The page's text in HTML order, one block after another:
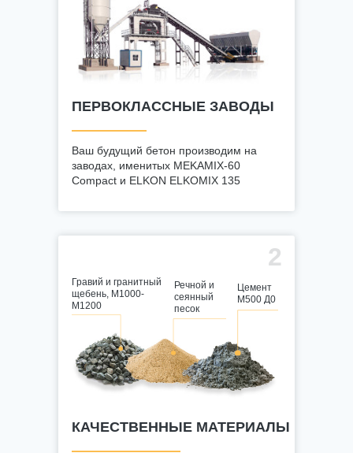
Ваш будущий бетон производим на
заводах, именитых MEKAMIX-60
Compact и ELKON ELKOMIX 135
КАЧЕСТВЕННЫЕ МАТЕРИАЛЫ
Гравий и гранитный
щебень, М1000-
М1200
Речной и
сеянный
песок
Цемент
М500 Д0
2
ПЕРВОКЛАССНЫЕ ЗАВОДЫ